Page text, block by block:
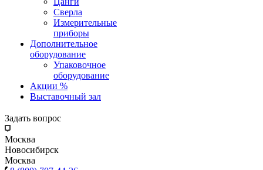
Сверла
Измерительные
приборы
Дополнительное
оборудование
Упаковочное
оборудование
Акции %
Выставочный зал
Задать вопрос
Москва
Новосибирск
Москва